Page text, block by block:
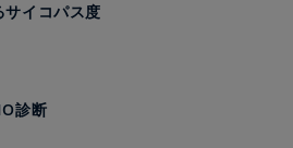
サイコパス度
診断